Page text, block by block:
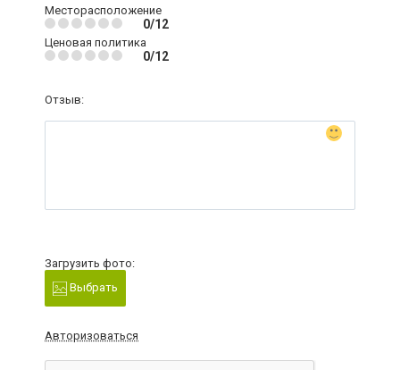
Месторасположение
0/12
Ценовая политика
0/12
Отзыв:
Загрузить фото:
Выбрать
Авторизоваться